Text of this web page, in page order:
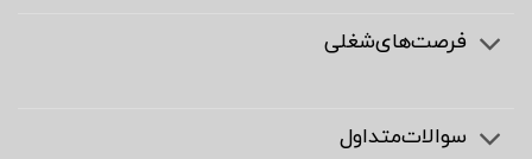
فرصت‌های‌شغلی
سوالات‌متداول